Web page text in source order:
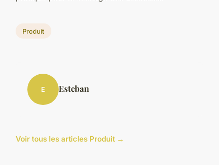
Produit
E Esteban
Voir tous les articles Produit →